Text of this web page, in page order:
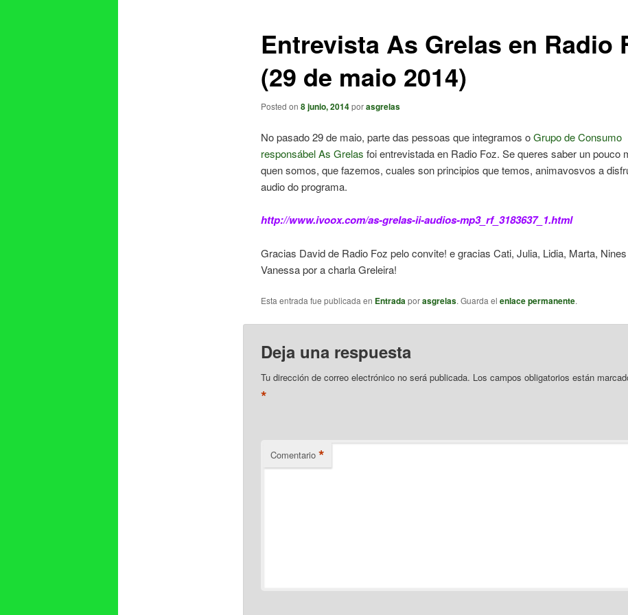
Entrevista As Grelas en Radio
(29 de maio 2014)
Posted on 8 junio, 2014porasgrelas
No pasado 29 de maio, parte das pessoas que integramos oGrupo de Consumo
responsábel As Grelas foi entrevistada en Radio Foz. Se queres saber un pouco
quen somos, que fazemos, cuales son principios que temos, animavosvos a
audio do programa.
http://www.ivoox.com/as-grelas-ii-audios-mp3_rf_3183637_1.html
Gracias David de Radio Foz pelo convite! e gracias Cati, Julia, Lidia, Marta,
Vanessa por a charla Greleira!
Esta entrada fue publicada en Entradaporasgrelas. Guarda el enlace permanente.
Deja una respuesta
Tu dirección de correo electrónico no será publicada. Los campos obligatorios están
*
Comentario *